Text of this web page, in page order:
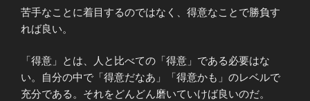
苦手なことに着目するのではなく、得意なことで勝負す
れば良い。
「得意」とは、人と比べての「得意」である必要はな
い。自分の中で「得意だなあ」「得意かも」のレベルで
充分である。それをどんどん磨いていけば良いのだ。